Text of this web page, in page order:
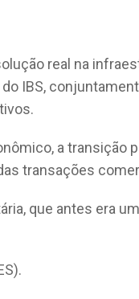
real na
IBS,
a transição
transações
que antes era